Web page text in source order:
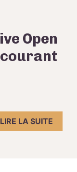
Open
LIRE LA SUITE